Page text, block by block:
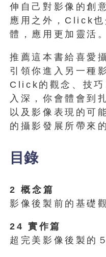
伸自己對影像的創
應用之外，Click也
體，應用更加靈活。
推薦這本書給喜愛
引領你進入另一種
Click的觀念、技巧
入深，你會體會到
以及影像表現的可
的攝影發展所帶來
目錄
2 概念篇
影像後製前的基礎
24 實作篇
超完美影像後製的